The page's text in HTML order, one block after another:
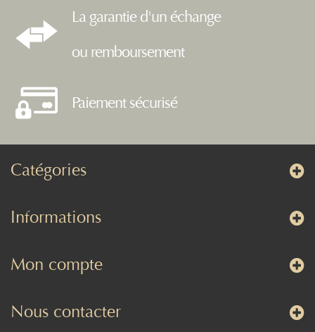
La garantie d'un échange
ou remboursement
Paiement sécurisé
Catégories
Informations
Mon compte
Nous contacter